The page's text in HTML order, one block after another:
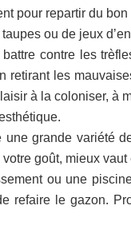
pour repartir du bon
ou de jeux
contre les
retirant les
à la coloniser, à
grande variété
goût, mieux vaut
ou une
refaire le gazon.